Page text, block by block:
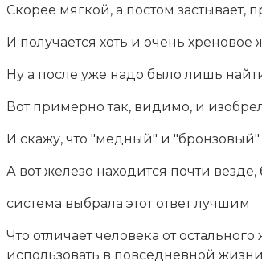
Скорее мягкой, а постом
И получается хоть и очень
Ну а после уже надо было лишь
Вот примерно так, видимо, и
И скажу, что "медный" и
А вот железо находится почти
система выбрала этот ответ лучшим
Что отличает человека от
использовать в повседневной